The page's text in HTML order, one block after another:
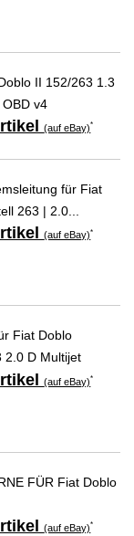
II 152/263 1.3
v4
(auf eBay)*
für Fiat
263 | 2.0...
(auf eBay)*
Fiat Doblo
2.0 D Multijet
(auf eBay)*
FÜR Fiat Doblo
(auf eBay)*